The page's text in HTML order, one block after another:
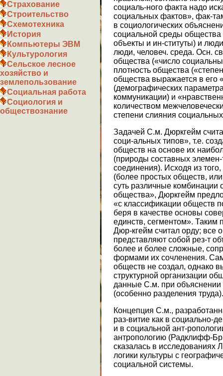
Страхование
Строительство
Схемотехника
История
Компьютеры ЭВМ
Культурология
Сельское лесное
хозяйство и
землепользование
Социальная работа
Социология и
обществознание
социаль-ного факта надо
социальных фактов», фак-
в социологических
социальной среды
объекты и ин-ституты) и
люди, человеч. среда. Осн.
общества («число
плотность общества
общества выражается в его
(демографических
коммуникации) и
количеством
степени слияния
Задачей С.м. Дюркгейм
соци-альных типов», т.е.
обществ на основе их
(природы составных
соединения). Исходя из
(более простых обществ,
суть различные комбинации
общества», Дюркгейм
«с классификации обществ
беря в качестве основы
единств, сегментом».
Дюр-кгейм считал орду; все
представляют собой рез-т
более и более сложные,
формами их сочленения.
обществ не создал, однако
структурной организации
данные С.м. при
(особенно разделения труда).
Концепция С.м.,
раз-витие как в социально-
и в социальной ант-
антропологию (Радклифф-
сказалась в исследованиях
логики культуры с
социальной системы.